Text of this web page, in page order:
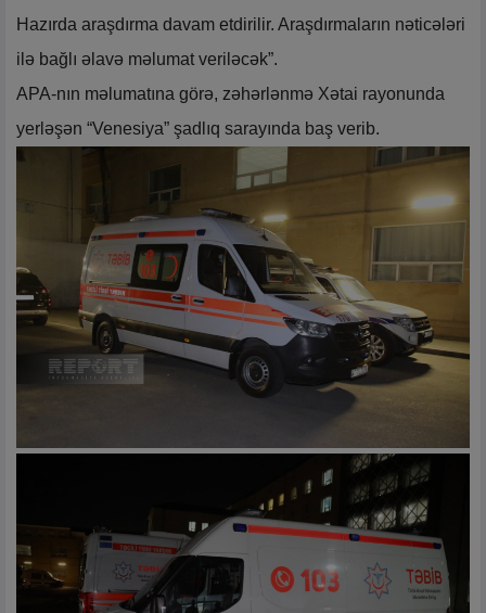
Hazırda araşdırma davam etdirilir. Araşdırmaların nəticələri
ilə bağlı əlavə məlumat veriləcək”.
APA-nın məlumatına görə, zəhərlənmə Xətai rayonunda
yerləşən “Venesiya” şadlıq sarayında baş verib.